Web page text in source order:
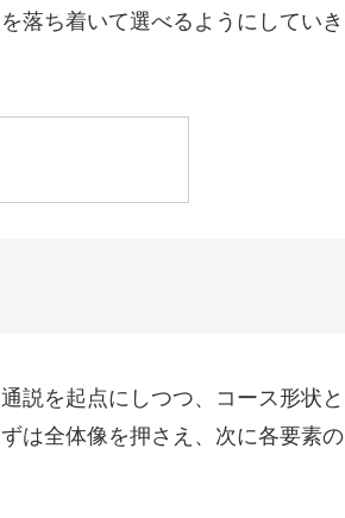
落ち着いて選べるようにしていき
説を起点にしつつ、コース形状と
は全体像を押さえ、次に各要素の